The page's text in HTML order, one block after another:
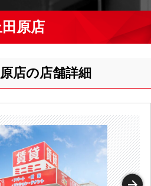
原店
店の店舗詳細